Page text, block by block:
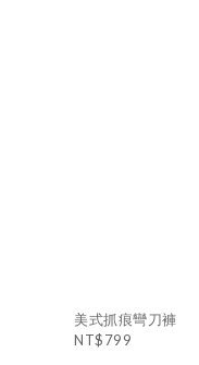
美式抓痕彎刀褲
NT$799